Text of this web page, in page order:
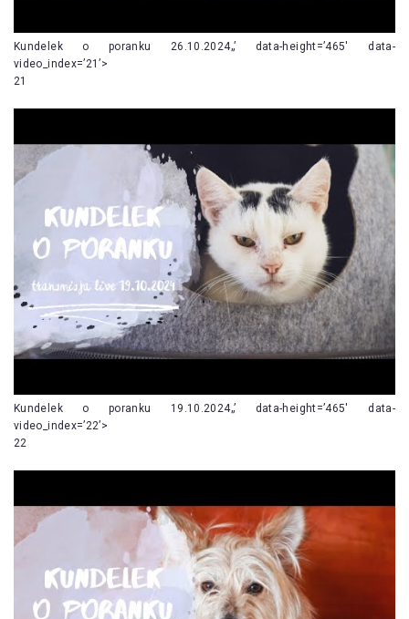
Kundelek o poranku 26.10.2024„’ data-height=’465′ data-
video_index=’21’>
21
Kundelek o poranku 19.10.2024„’ data-height=’465′ data-
video_index=’22’>
22